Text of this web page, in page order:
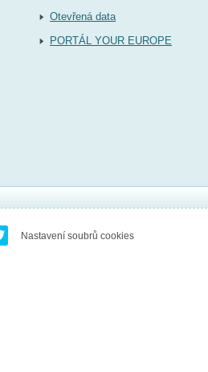
Otevřená data
PORTÁL YOUR EUROPE
Nastavení soubrů cookies